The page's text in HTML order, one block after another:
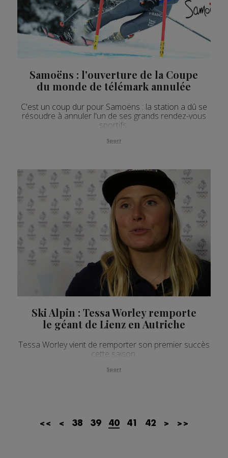
Samoëns : l'ouverture de la Coupe
du monde de télémark annulée
C'est un coup dur pour Samoëns : la station a dû se
résoudre à annuler l'un de ses grands rendez-vous
sportifs.
Sport
Ski Alpin : Tessa Worley remporte
le géant de Lienz en Autriche
Tessa Worley vient de remporter son premier succès
cette saison.
Sport
<< < 38 39 40 41 42 > >>